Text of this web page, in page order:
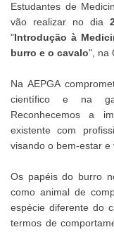
Estudantes de
vão realizar no dia
"Introdução à
burro e o cavalo", na
Na AEPGA
científico e na
Reconhecemos a
existente com
visando o bem-estar e
Os papéis do burro
como animal de
espécie diferente do
termos de